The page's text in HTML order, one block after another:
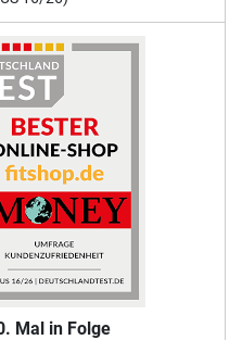
Mal in Folge